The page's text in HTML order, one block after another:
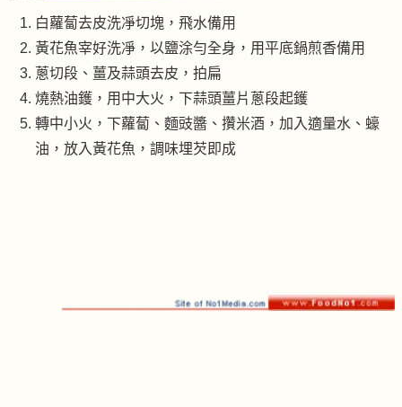
白蘿蔔去皮洗凈切塊，飛水備用
黃花魚宰好洗凈，以鹽涂勻全身，用平底鍋煎香備用
蔥切段、薑及蒜頭去皮，拍扁
燒熱油鑊，用中大火，下蒜頭薑片蔥段起鑊
轉中小火，下蘿蔔、麵豉醬、攢米酒，加入適量水、蠔
油，放入黃花魚，調味埋芡即成